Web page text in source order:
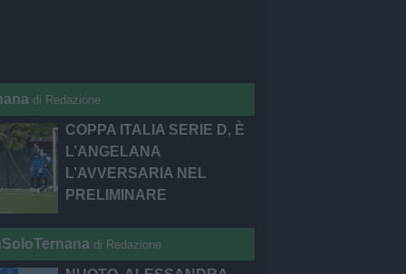
di Redazione
COPPA ITALIA SERIE D, È
L’ANGELANA
L’AVVERSARIA NEL
PRELIMINARE
di Redazione